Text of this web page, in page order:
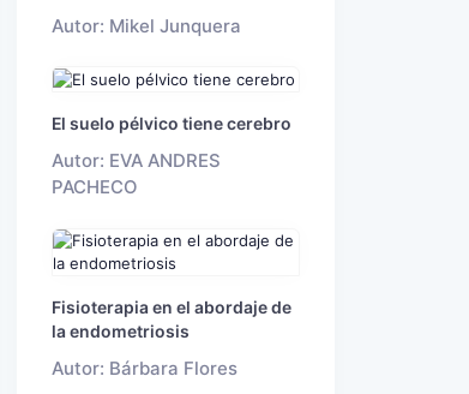
Autor: Mikel Junquera
El suelo pélvico tiene cerebro
Autor: EVA ANDRES
PACHECO
Fisioterapia en el abordaje de
la endometriosis
Autor: Bárbara Flores